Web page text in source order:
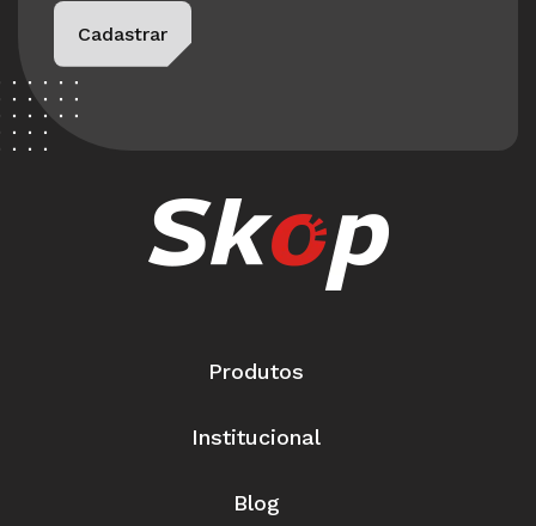
Please leave this field empty.
Cadastrar
Produtos
Institucional
Blog